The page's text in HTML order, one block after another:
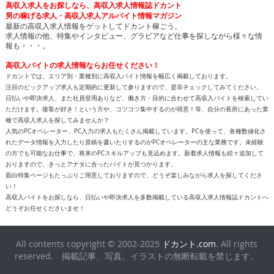
高収入バイトの求人情報ならお任せください！
ドカントでは、エリア別・業種別に高収入バイト情報を幅広く掲載しております。
注目のピックアップ求人も定期的に更新して参りますので、是非チェックしてみてください。
日払いや即決求人、また社員登用ありなど、働き方・目的に合わせて高収入バイトを検索してい
ただけます。接客が好き！という方や、コツコツ集中するのが得意！等、自分の長所にあった業
種で高収入求人を探してみませんか？
人気のPCオペレーター、PC入力の求人もたくさん掲載しています。PCを使って、各種数値化さ
れたデータ情報を入力したり原稿を書いたりするのがPCオペレーターの主な業務です。未経験
の方でも可能なお仕事で、将来のPCスキルアップも見込めます。新着求人情報も続々追加して
おりますので、きっとアナタに合ったバイトが見つかります。
面白特集ページもたっぷりご用意しておりますので、どうぞ楽しみながら求人を探してくださ
高収入バイトをお探しなら、日払いや即決求人を多数掲載している高収入求人情報誌ドカントへ
All contents copyright © 2002-2025ドカント.com. All rights
reserved. 掲載記事、写真、イラストの無断転載を禁じます。